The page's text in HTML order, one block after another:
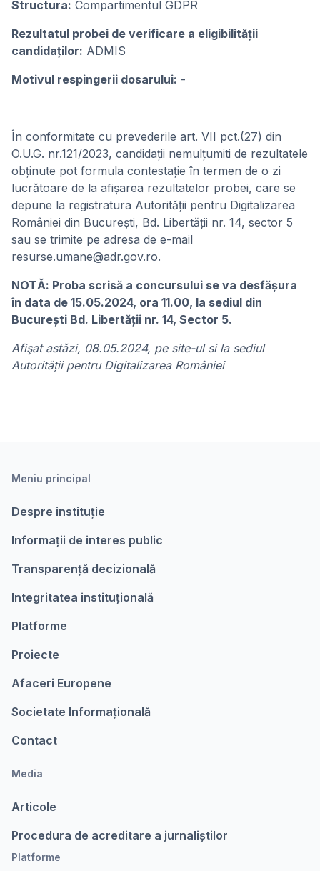
Structura: Compartimentul GDPR
Rezultatul probei de verificare a eligibilității
candidaților: ADMIS
Motivul respingerii dosarului: -
În conformitate cu prevederile art. VII pct.(27) din
O.U.G. nr.121/2023, candidații nemulțumiti de rezultatele
obținute pot formula contestație în termen de o zi
lucrătoare de la afișarea rezultatelor probei, care se
depune la registratura Autorității pentru Digitalizarea
României din București, Bd. Libertății nr. 14, sector 5
sau se trimite pe adresa de e-mail
resurse.umane@adr.gov.ro.
NOTĂ: Proba scrisă a concursului se va desfășura
în data de 15.05.2024, ora 11.00, la sediul din
București Bd. Libertății nr. 14, Sector 5.
Afişat astăzi, 08.05.2024, pe site-ul si la sediul
Autorității pentru Digitalizarea României
Meniu principal
Despre instituție
Informații de interes public
Transparență decizională
Integritatea instituțională
Platforme
Proiecte
Afaceri Europene
Societate Informațională
Contact
Media
Articole
Procedura de acreditare a jurnaliștilor
Platforme